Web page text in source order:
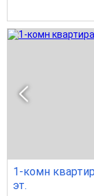
1-комн
эт.